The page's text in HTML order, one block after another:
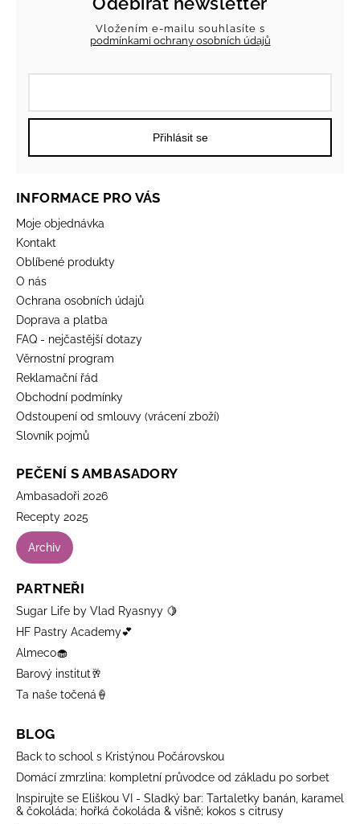
Vložením e-mailu souhlasíte s
podmínkami ochrany osobních údajů
Přihlásit se
INFORMACE PRO VÁS
Moje objednávka
Kontakt
Oblíbené produkty
O nás
Ochrana osobních údajů
Doprava a platba
FAQ - nejčastější dotazy
Věrnostní program
Reklamační řád
Obchodní podmínky
Odstoupení od smlouvy (vrácení zboží)
Slovník pojmů
PEČENÍ S AMBASADORY
Ambasadoři 2026
Recepty 2025
Archiv
PARTNEŘI
Sugar Life by Vlad Ryasnyy 🍋
HF Pastry Academy💕
Almeco🧁
Barový institut🥂
Ta naše točená🍦
BLOG
Back to school s Kristýnou Počárovskou
Domácí zmrzlina: kompletní průvodce od základu po sorbet
Inspirujte se Eliškou VI - Sladký bar: Tartaletky banán, karamel
& čokoláda; hořká čokoláda & višně; kokos s citrusy